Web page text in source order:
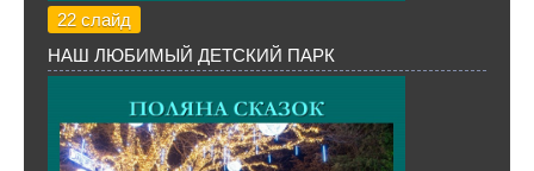
22 слайд
НАШ ЛЮБИМЫЙ ДЕТСКИЙ ПАРК